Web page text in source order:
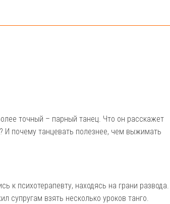
точный – парный танец. Что он расскажет
И почему танцевать полезнее, чем выжимать
к психотерапевту, находясь на грани развода.
супругам взять несколько уроков танго.